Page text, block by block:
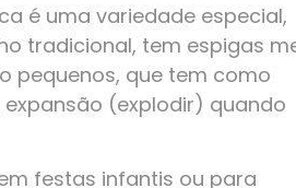
é uma variedade especial,
tradicional, tem espigas
pequenos, que tem como
(explodir) quando
festas infantis ou para